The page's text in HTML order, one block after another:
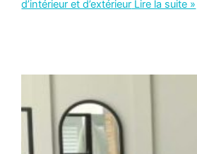
d’intérieur et d’extérieur Lire la suite »